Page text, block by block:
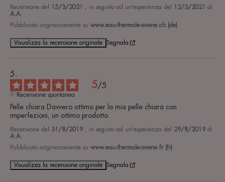
Recensione del 15/3/2021 , in seguito ad un'esperienza del 12/3/2021
di
A.A.
Pubblicato originariamente su www.eau-thermale-avene.ch (de)
Visualizza la recensione originale Segnala
5/5
Recensione spontanea
Pelle chiara Davvero ottimo per la mia pelle chiara con
imperfezioni, un ottimo prodotto.
Recensione del 31/8/2019 , in seguito ad un'esperienza del 29/8/2019 di
A.A.
Pubblicato originariamente su www.eau-thermale-avene.fr (fr)
Visualizza la recensione originale Segnala